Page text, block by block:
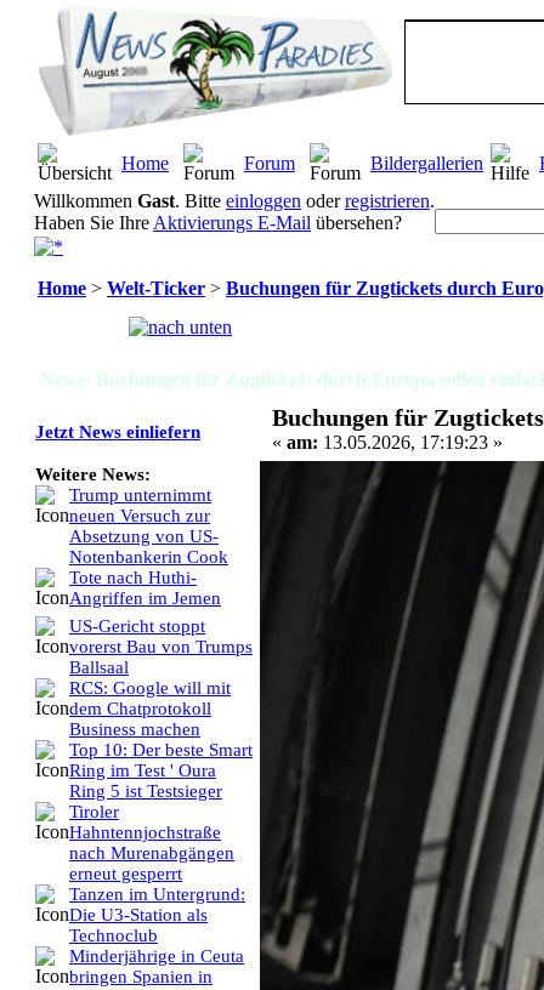
Home Forum Bildergallerien
Willkommen Gast. Bitte einloggen oderregistrieren.
Haben Sie Ihre Aktivierungs E-Mail übersehen?
Home > Welt-Ticker > Buchungen für Zugtickets durch
News: Buchungen für Zugtickets durch Europa sollen
Jetzt News einliefern
Weitere News:
Trump unternimmt
neuen Versuch zur
Absetzung von US-
Notenbankerin Cook
Tote nach Huthi-
Angriffen im Jemen
US-Gericht stoppt
vorerst Bau von Trumps
Ballsaal
RCS: Google will mit
dem Chatprotokoll
Business machen
Top 10: Der beste Smart
Ring im Test ' Oura
Ring 5 ist Testsieger
Tiroler
Hahntennjochstraße
nach Murenabgängen
erneut gesperrt
Tanzen im Untergrund:
Die U3-Station als
Technoclub
Minderjährige in Ceuta
bringen Spanien in
Buchungen für
« am: 13.05.2026, 17:19:23 »